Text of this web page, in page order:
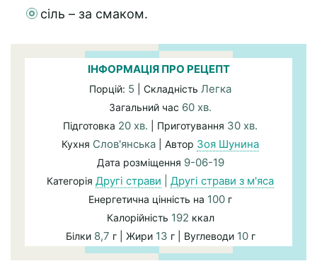
сіль – за смаком.
ІНФОРМАЦІЯ ПРО РЕЦЕПТ
Порцій: 5 | Складність Легка
Загальний час 60 хв.
Підготовка 20 хв. | Приготування 30 хв.
Кухня Слов'янська | Автор Зоя Шунина
Дата розміщення 9-06-19
Категорія Другі страви Другі страви з м'яса
Енергетична цінність на 100 г
Калорійність 192 ккал
Білки 8,7 г | Жири 13 г | Вуглеводи 10г